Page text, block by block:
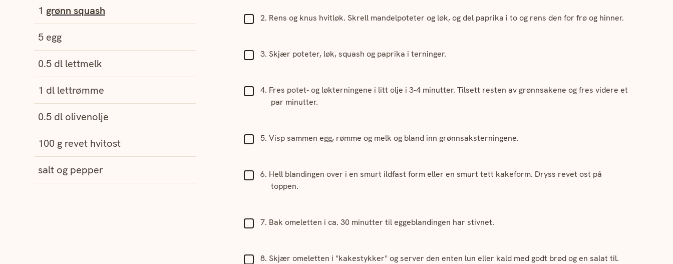
1 grønn squash
5 egg
0.5 dl lettmelk
1 dl lettrømme
0.5 dl olivenolje
100 g revet hvitost
salt og pepper
Rens og knus hvitløk. Skrell mandelpoteter og løk, og del paprika i to og rens den for frø og hinner.
Skjær poteter, løk, squash og paprika i terninger.
Fres potet- og løkterningene i litt olje i 3-4 minutter. Tilsett resten av grønnsakene og fres videre et
par minutter.
Visp sammen egg, rømme og melk og bland inn grønnsaksterningene.
Hell blandingen over i en smurt ildfast form eller en smurt tett kakeform. Dryss revet ost på
toppen.
Bak omeletten i ca. 30 minutter til eggeblandingen har stivnet.
Skjær omeletten i "kakestykker" og server den enten lun eller kald med godt brød og en salat til.